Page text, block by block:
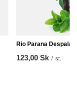
Rio Parana
123,00 Sk / st.